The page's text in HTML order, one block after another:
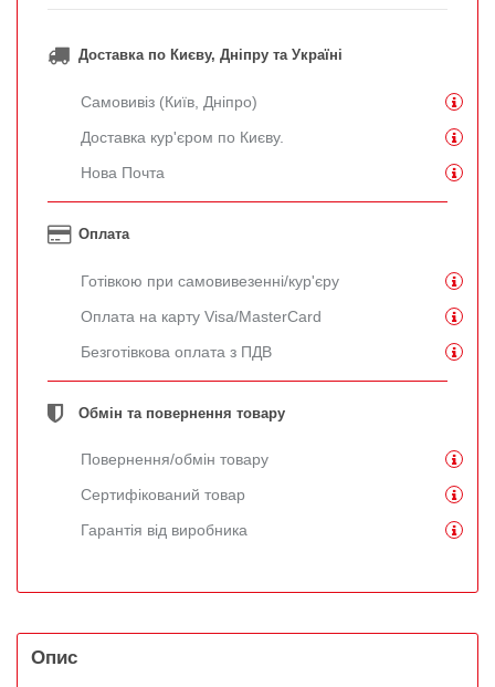
Доставка по Києву, Дніпру та Україні
Самовивіз (Київ, Дніпро)
Доставка кур'єром по Києву.
Нова Почта
Оплата
Готівкою при самовивезенні/кур'єру
Оплата на карту Visa/MasterCard
Безготівкова оплата з ПДВ
Обмін та повернення товару
Повернення/обмін товару
Сертифікований товар
Гарантія від виробника
Опис